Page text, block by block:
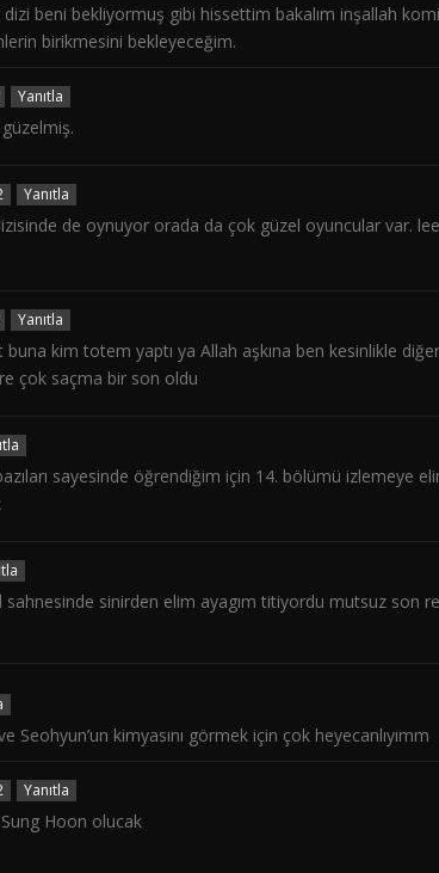
beni bekliyormuş gibi hissettim bakalım inşallah
birikmesini bekleyeceğim.
Yanıtla
Yanıtla
de oynuyor orada da çok güzel oyuncular var.
Yanıtla
kim totem yaptı ya Allah aşkına ben kesinlikle
çok saçma bir son oldu
sayesinde öğrendiğim için 14. bölümü izlemeye
sahnesinde sinirden elim ayagım titiyordu mutsuz son
kimyasını görmek için çok heyecanlıyımm
Yanıtla
Sung Hoon olucak